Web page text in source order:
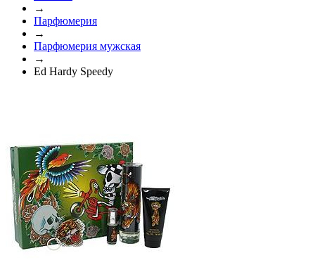
→
Парфюмерия
→
Парфюмерия мужская
→
Ed Hardy Speedy